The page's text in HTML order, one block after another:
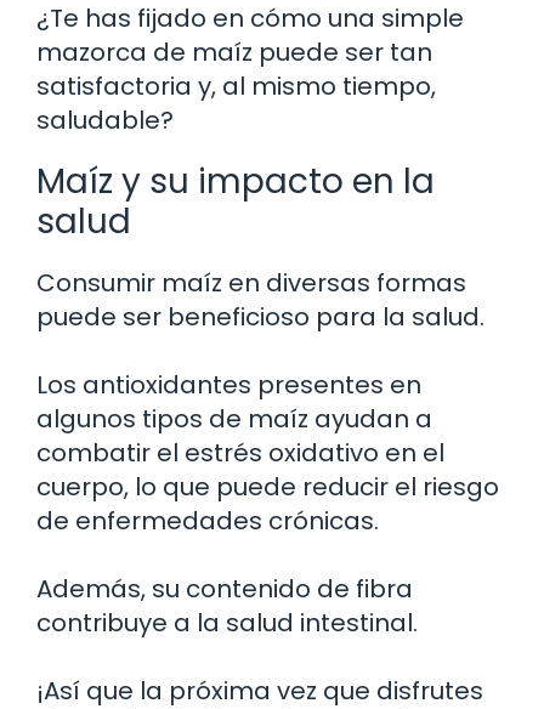
¿Te has fijado en cómo una simple
mazorca de maíz puede ser tan
satisfactoria y, al mismo tiempo,
saludable?
Maíz y su impacto en la
salud
Consumir maíz en diversas formas
puede ser beneficioso para la salud.
Los antioxidantes presentes en
algunos tipos de maíz ayudan a
combatir el estrés oxidativo en el
cuerpo, lo que puede reducir el riesgo
de enfermedades crónicas.
Además, su contenido de fibra
contribuye a la salud intestinal.
¡Así que la próxima vez que disfrutes